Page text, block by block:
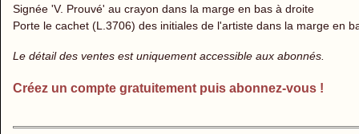
Signée 'V. Prouvé' au crayon dans la marge en bas à droite
Porte le cachet (L.3706) des initiales de l'artiste dans la marge en
Le détail des ventes est uniquement accessible aux abonnés.
Créez un compte gratuitement puis abonnez-vous !